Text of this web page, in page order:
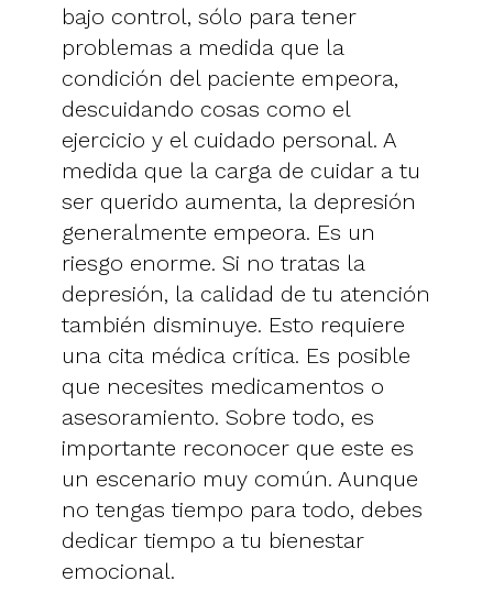
bajo control, sólo para tener
problemas a medida que la
condición del paciente empeora,
descuidando cosas como el
ejercicio y el cuidado personal. A
medida que la carga de cuidar a tu
ser querido aumenta, la depresión
generalmente empeora. Es un
riesgo enorme. Si no tratas la
depresión, la calidad de tu atención
también disminuye. Esto requiere
una cita médica crítica. Es posible
que necesites medicamentos o
asesoramiento. Sobre todo, es
importante reconocer que este es
un escenario muy común. Aunque
no tengas tiempo para todo, debes
dedicar tiempo a tu bienestar
emocional.